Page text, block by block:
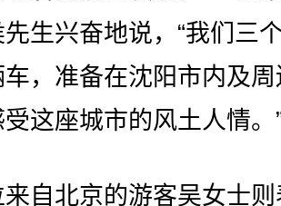
生兴奋地说，“我们三
，准备在沈阳市内及
这座城市的风土人情。
北京的游客吴女士则